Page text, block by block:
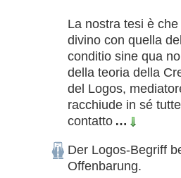
La nostra tesi è
divino con quella
conditio sine qua
della teoria della
del Logos,
racchiude in sé
contatto …
Der Logos-Begriff
Offenbarung.